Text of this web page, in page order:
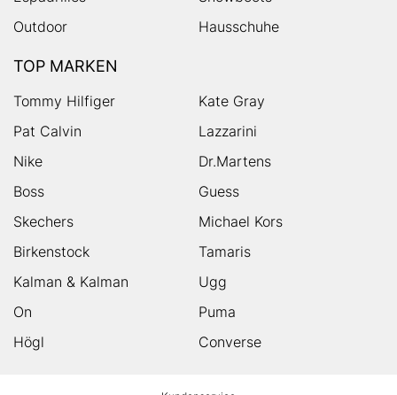
Outdoor
Hausschuhe
TOP MARKEN
Tommy Hilfiger
Kate Gray
Pat Calvin
Lazzarini
Nike
Dr.Martens
Boss
Guess
Skechers
Michael Kors
Birkenstock
Tamaris
Kalman & Kalman
Ugg
On
Puma
Högl
Converse